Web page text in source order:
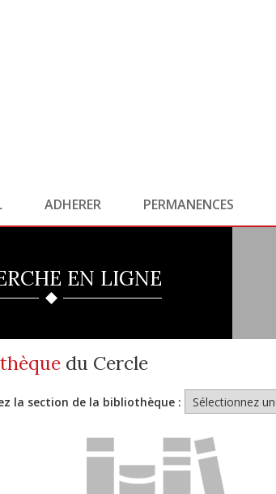
ADHERER PERMANENCES
EN LIGNE
du Cercle
la section de la bibliothèque :